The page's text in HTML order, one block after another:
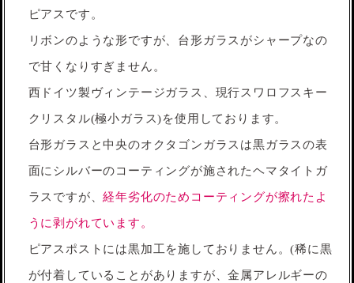
ピアスです。
リボンのような形ですが、台形ガラスがシャープなの
で甘くなりすぎません。
西ドイツ製ヴィンテージガラス、現行スワロフスキー
クリスタル(極小ガラス)を使用しております。
台形ガラスと中央のオクタゴンガラスは黒ガラスの表
面にシルバーのコーティングが施されたヘマタイトガ
ラスですが、経年劣化のためコーティングが擦れたよ
うに剥がれています。
ピアスポストには黒加工を施しておりません。(稀に黒
が付着していることがありますが、金属アレルギーの